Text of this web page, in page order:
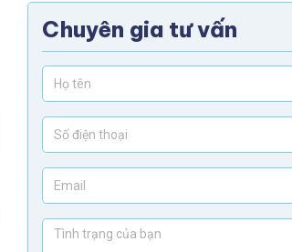
Chuyên gia tư vấn